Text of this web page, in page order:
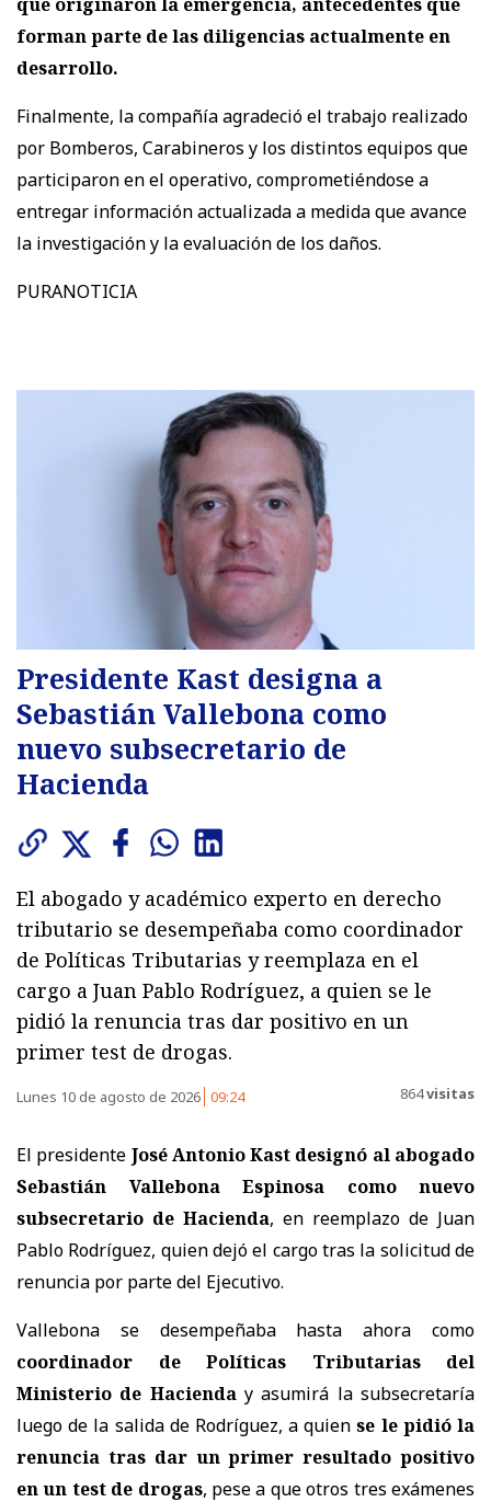
forman parte de las diligencias actualmente en
desarrollo.
Finalmente, la compañía agradeció el trabajo realizado
por Bomberos, Carabineros y los distintos equipos que
participaron en el operativo, comprometiéndose a
entregar información actualizada a medida que avance
la investigación y la evaluación de los daños.
PURANOTICIA
Presidente Kast designa a
Sebastián Vallebona como
nuevo subsecretario de
Hacienda
El abogado y académico experto en derecho
tributario se desempeñaba como coordinador
de Políticas Tributarias y reemplaza en el
cargo a Juan Pablo Rodríguez, a quien se le
pidió la renuncia tras dar positivo en un
primer test de drogas.
Lunes 10 de agosto de 2026 09:24 864visitas
El presidente José Antonio Kast designó al abogado
Sebastián Vallebona Espinosa como nuevo
subsecretario de Hacienda, en reemplazo de Juan
Pablo Rodríguez, quien dejó el cargo tras la solicitud de
renuncia por parte del Ejecutivo.
Vallebona se desempeñaba hasta ahora como
coordinador de Políticas Tributarias del
Ministerio de Hacienday asumirá la subsecretaría
luego de la salida de Rodríguez, a quiense le pidió la
renuncia tras dar un primer resultado positivo
en un test de drogas, pese a que otros tres exámenes